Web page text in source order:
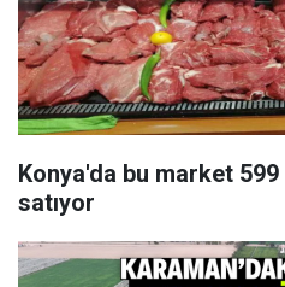
Konya'da bu market
satıyor